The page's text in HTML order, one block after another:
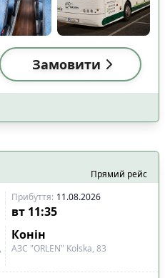
Замовити
Прямий рейс
Прибуття: 11.08.2026
вт 11:35
Конін
АЗС "ORLEN" Kolska, 83